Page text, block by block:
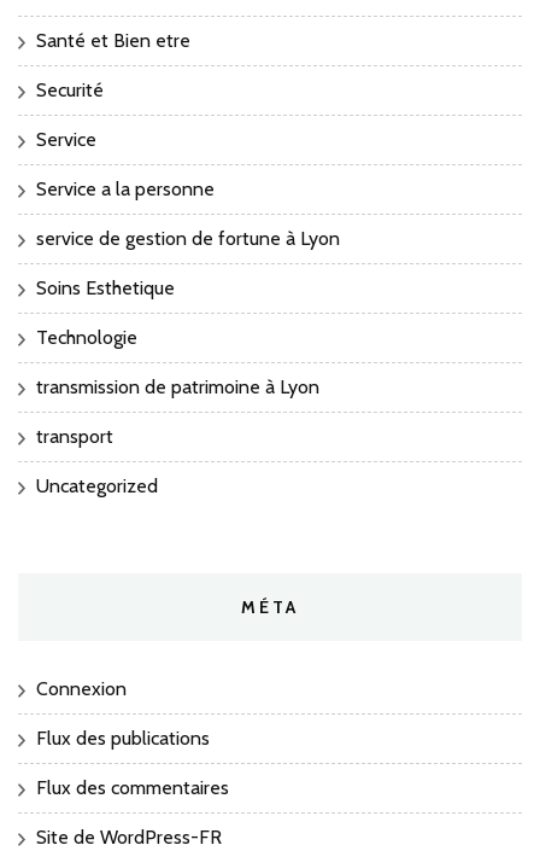
Santé et Bien etre
Securité
Service
Service a la personne
service de gestion de fortune à Lyon
Soins Esthetique
Technologie
transmission de patrimoine à Lyon
transport
Uncategorized
MÉTA
Connexion
Flux des publications
Flux des commentaires
Site de WordPress-FR